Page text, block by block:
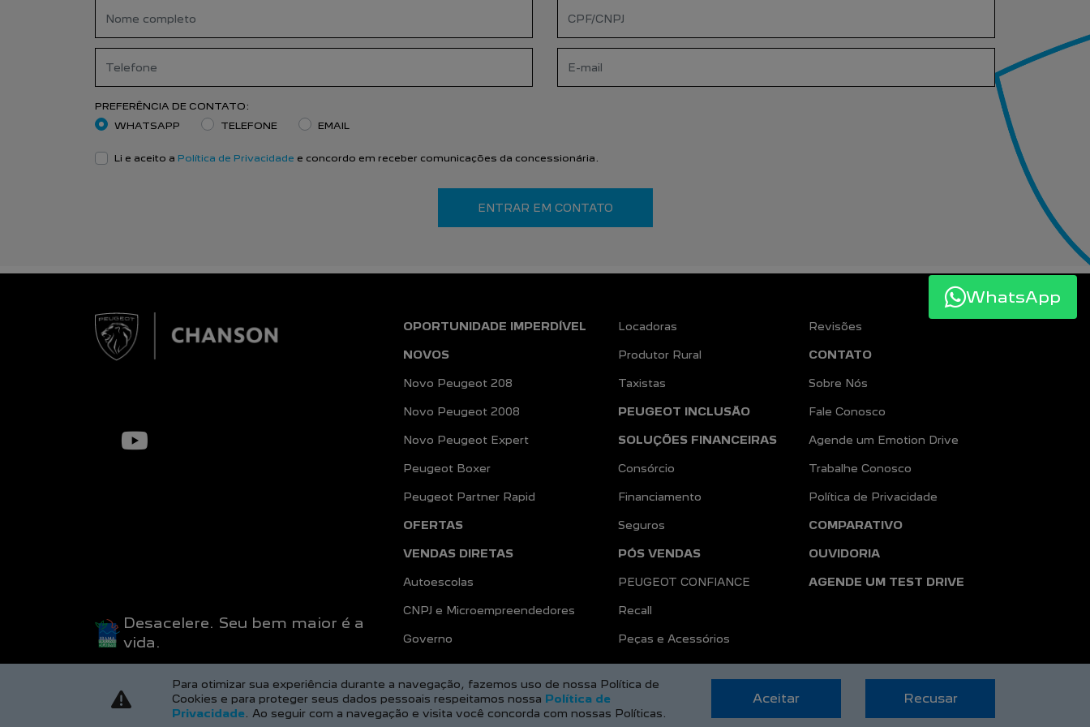
PREFERÊNCIA DE CONTATO:
WHATSAPP
TELEFONE EMAIL
Li e aceito a Política de Privacidade e concordo em receber comunicações da concessionária.
ENTRAR EM CONTATO
Desacelere. Seu bem maior é a
vida.
OPORTUNIDADE IMPERDÍVEL
NOVOS
Novo Peugeot 208
Novo Peugeot 2008
Novo Peugeot Expert
Peugeot Boxer
Peugeot Partner Rapid
OFERTAS
VENDAS DIRETAS
Autoescolas
CNPJ e Microempreendedores
Governo
Locadoras
Produtor Rural
Taxistas
PEUGEOT INCLUSÃO
SOLUÇÕES FINANCEIRAS
Consórcio
Financiamento
Seguros
PÓS VENDAS
PEUGEOT CONFIANCE
Recall
Peças e Acessórios
Revisões
CONTATO
Sobre Nós
Fale Conosco
Agende um Emotion Drive
Trabalhe Conosco
Política de Privacidade
COMPARATIVO
OUVIDORIA
AGENDE UM TEST DRIVE
Desenvolvido pela DEALERSPACE ® Direitos Reservados.
WhatsApp
Para otimizar sua experiência durante a navegação, fazemos uso de nossa Política de
Cookies e para proteger seus dados pessoais respeitamos nossa Política de
Privacidade . Ao seguir com a navegação e visita você concorda com nossas Políticas.
Aceitar Recusar